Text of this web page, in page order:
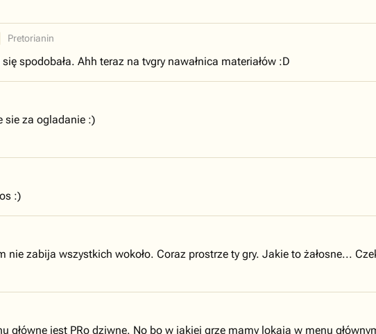
Pretorianin
spodobała. Ahh teraz na tvgry nawałnica materiałów :D
sie za ogladanie :)
:)
nie zabija wszystkich wokoło. Coraz prostrze ty gry. Jakie to żałosne...
główne jest PRo dziwne. No bo w jakiej grze mamy lokaja w menu